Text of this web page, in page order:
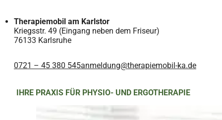
Therapiemobil am Karlstor
Kriegsstr. 49 (Eingang neben dem Friseur)
76133 Karlsruhe
0721 – 45 380 545anmeldung@therapiemobil-ka.de
IHRE PRAXIS FÜR PHYSIO- UND ERGOTHERAPIE